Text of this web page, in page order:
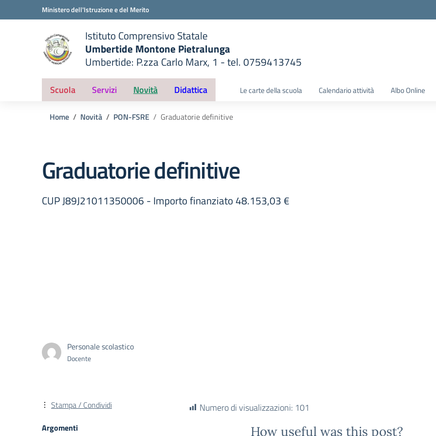
Vai ai contenuti
Vai al menu di navigazioneMinistero dell'Istruzione e del Merito
scuola
Istituto Comprensivo Statale
Umbertide Montone Pietralunga
Umbertide: P.zza Carlo Marx, 1 - tel. 0759413745
— Visita la pagina iniziale della scuola
Scuola Servizi Novità Didattica Le carte della scuola Calendario attività Albo Online
Home Novità PON-FSRE Graduatorie definitive
Graduatorie definitive
CUP J89J21011350006 - Importo finanziato 48.153,03 €
Personale scolastico
Docente
Numero di visualizzazioni: 101
How useful was this post?
Stampa / Condividi
Argomenti